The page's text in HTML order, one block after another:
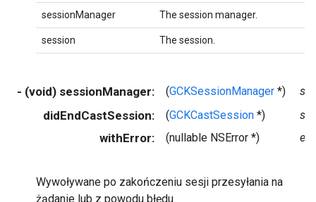
sessionManager The session manager.
session The session.
- (void) sessionManager: (GCKSessionManager *)
didEndCastSession: (GCKCastSession *)
withError: (nullable NSError *)
Wywoływane po zakończeniu sesji przesyłania na
żądanie lub z powodu błędu.